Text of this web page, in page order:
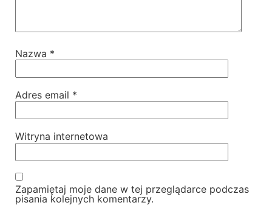
Nazwa *
Adres email *
Witryna internetowa
Zapamiętaj moje dane w tej przeglądarce podczas
pisania kolejnych komentarzy.